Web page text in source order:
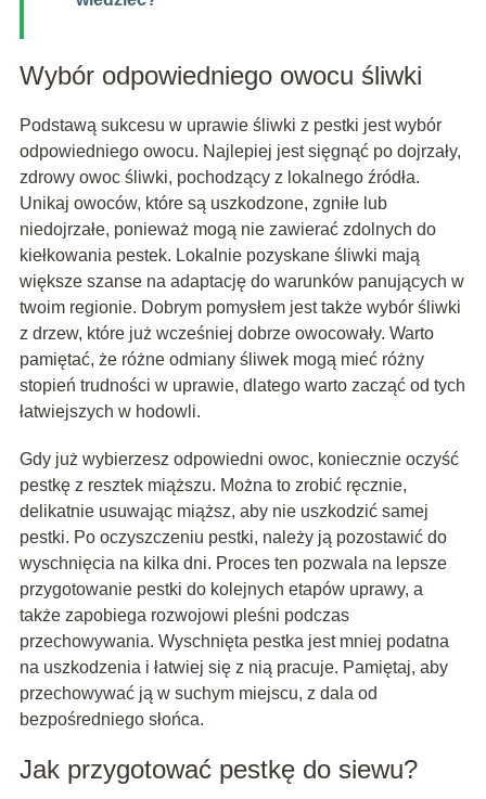
Wybór odpowiedniego owocu śliwki
Podstawą sukcesu w uprawie śliwki z pestki jest wybór
odpowiedniego owocu. Najlepiej jest sięgnąć po dojrzały,
zdrowy owoc śliwki, pochodzący z lokalnego źródła.
Unikaj owoców, które są uszkodzone, zgniłe lub
niedojrzałe, ponieważ mogą nie zawierać zdolnych do
kiełkowania pestek. Lokalnie pozyskane śliwki mają
większe szanse na adaptację do warunków panujących w
twoim regionie. Dobrym pomysłem jest także wybór śliwki
z drzew, które już wcześniej dobrze owocowały. Warto
pamiętać, że różne odmiany śliwek mogą mieć różny
stopień trudności w uprawie, dlatego warto zacząć od tych
łatwiejszych w hodowli.
Gdy już wybierzesz odpowiedni owoc, koniecznie oczyść
pestkę z resztek miąższu. Można to zrobić ręcznie,
delikatnie usuwając miąższ, aby nie uszkodzić samej
pestki. Po oczyszczeniu pestki, należy ją pozostawić do
wyschnięcia na kilka dni. Proces ten pozwala na lepsze
przygotowanie pestki do kolejnych etapów uprawy, a
także zapobiega rozwojowi pleśni podczas
przechowywania. Wyschnięta pestka jest mniej podatna
na uszkodzenia i łatwiej się z nią pracuje. Pamiętaj, aby
przechowywać ją w suchym miejscu, z dala od
bezpośredniego słońca.
Jak przygotować pestkę do siewu?